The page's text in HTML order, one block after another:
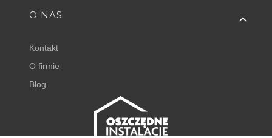
O NAS
Kontakt
O firmie
Blog